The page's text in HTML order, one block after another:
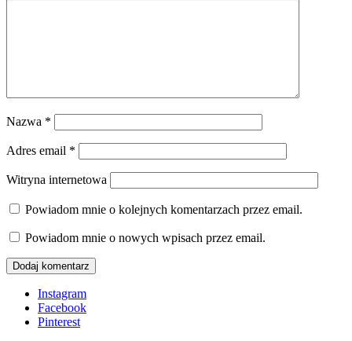
Nazwa *
Adres email *
Witryna internetowa
Powiadom mnie o kolejnych komentarzach przez email.
Powiadom mnie o nowych wpisach przez email.
Instagram
Facebook
Pinterest